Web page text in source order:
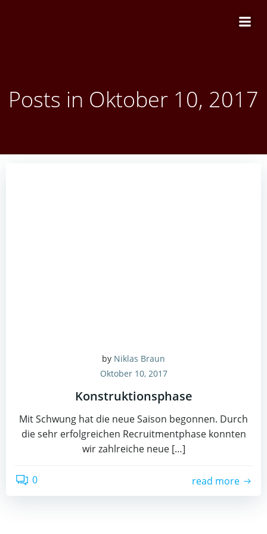
Posts in Oktober 10, 2017
by Niklas Braun
Oktober 10, 2017
Konstruktionsphase
Mit Schwung hat die neue Saison begonnen. Durch
die sehr erfolgreichen Recruitmentphase konnten
wir zahlreiche neue […]
0 read more